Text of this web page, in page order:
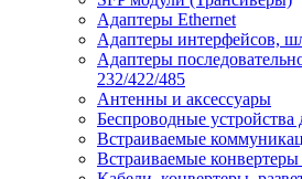
Адаптеры Ethernet
Адаптеры интерфейсов,
Адаптеры
232/422/485
Антенны и аксессуары
Беспроводные
Встраиваемые
Встраиваемые